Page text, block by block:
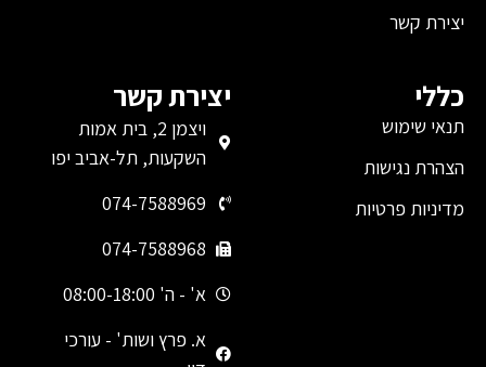
יצירת קשר
כללי
תנאי שימוש
הצהרת נגישות
מדיניות פרטיות
יצירת קשר
ויצמן 2, בית אמות
השקעות, תל-אביב יפו
074-7588969
074-7588968
א' - ה' 08:00-18:00
א. פרץ ושות' - עורכי